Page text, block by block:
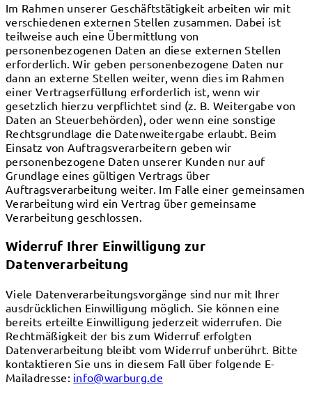
Im Rahmen unserer Geschäftstätigkeit arbeiten wir mit
verschiedenen externen Stellen zusammen. Dabei ist
teilweise auch eine Übermittlung von
personenbezogenen Daten an diese externen Stellen
erforderlich. Wir geben personenbezogene Daten nur
dann an externe Stellen weiter, wenn dies im Rahmen
einer Vertragserfüllung erforderlich ist, wenn wir
gesetzlich hierzu verpflichtet sind (z. B. Weitergabe von
Daten an Steuerbehörden), oder wenn eine sonstige
Rechtsgrundlage die Datenweitergabe erlaubt. Beim
Einsatz von Auftragsverarbeitern geben wir
personenbezogene Daten unserer Kunden nur auf
Grundlage eines gültigen Vertrags über
Auftragsverarbeitung weiter. Im Falle einer gemeinsamen
Verarbeitung wird ein Vertrag über gemeinsame
Verarbeitung geschlossen.
Widerruf Ihrer Einwilligung zur
Datenverarbeitung
Viele Datenverarbeitungsvorgänge sind nur mit Ihrer
ausdrücklichen Einwilligung möglich. Sie können eine
bereits erteilte Einwilligung jederzeit widerrufen. Die
Rechtmäßigkeit der bis zum Widerruf erfolgten
Datenverarbeitung bleibt vom Widerruf unberührt. Bitte
kontaktieren Sie uns in diesem Fall über folgende E-
Mailadresse: info@warburg.de